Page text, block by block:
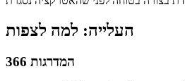
העלייה: למה לצפות
366 המדרגות